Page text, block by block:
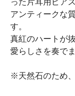
った片耳用ピアス
アンティークな
す。
真紅のハートが
愛らしさを奏でま
※天然石のため